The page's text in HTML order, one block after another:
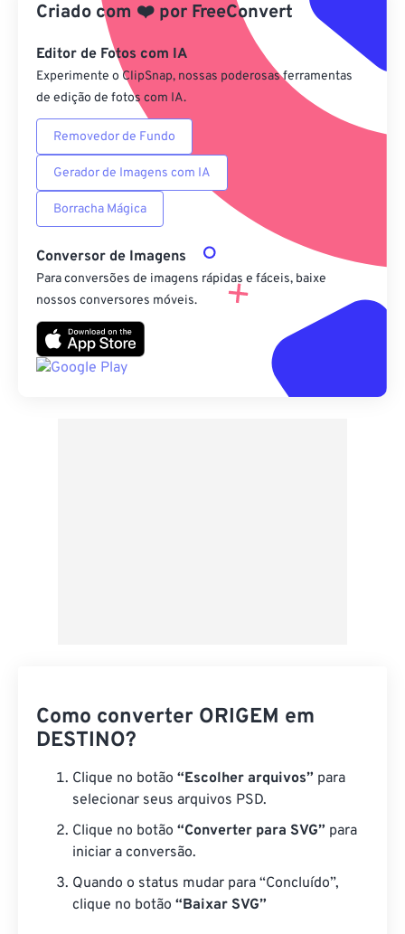
Salvar como predefinição
Criado com ❤️ por FreeConvert
Editor de Fotos com IA
Experimente o ClipSnap, nossas poderosas ferramentas
de edição de fotos com IA.
Removedor de Fundo
Gerador de Imagens com IA
Borracha Mágica
Conversor de Imagens
Para conversões de imagens rápidas e fáceis, baixe
nossos conversores móveis.
Como converter ORIGEM em
DESTINO?
Clique no botão “Escolher arquivos” para
selecionar seus arquivos PSD.
Clique no botão “Converter para SVG” para
iniciar a conversão.
Quando o status mudar para “Concluído”,
clique no botão “Baixar SVG”